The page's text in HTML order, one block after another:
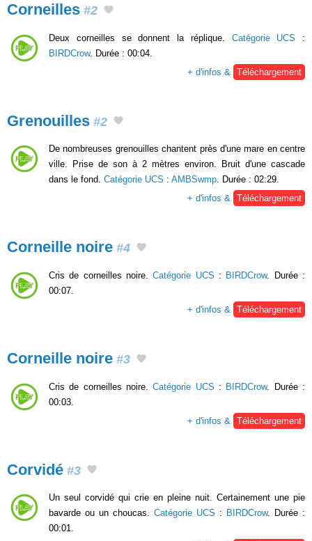
Corneilles #2
Deux corneilles se donnent la réplique. Catégorie UCS :
BIRDCrow. Durée : 00:04.
+ d'infos &
Téléchargement
Grenouilles #2
De nombreuses grenouilles chantent près d'une mare en centre
ville. Prise de son à 2 mètres environ. Bruit d'une cascade
dans le fond. Catégorie UCS : AMBSwmp. Durée : 02:29.
+ d'infos & Téléchargement
Corneille noire #4
Cris de corneilles noire.Catégorie UCS : BIRDCrow. Durée :
00:07.
+ d'infos &
Téléchargement
Corneille noire #3
Cris de corneilles noire.Catégorie UCS : BIRDCrow. Durée :
00:03.
+ d'infos &
Téléchargement
Corvidé #3
Un seul corvidé qui crie en pleine nuit. Certainement une pie
bavarde ou un choucas. Catégorie UCS : BIRDCrow. Durée :
00:01.